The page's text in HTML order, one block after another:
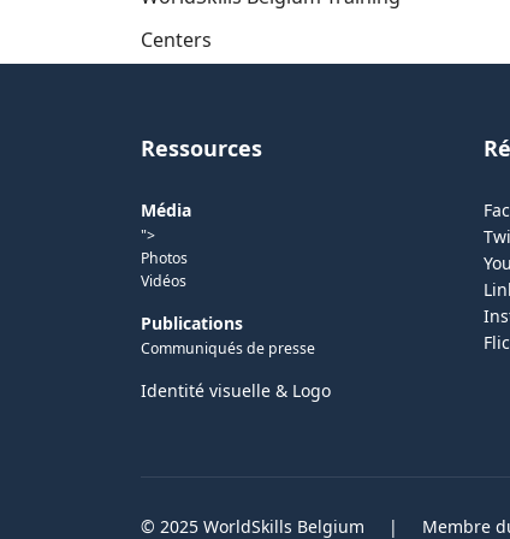
Centers
Ressources
Média
">
Photos
Vidéos
Publications
Communiqués de presse
Identité visuelle & Logo
© 2025 WorldSkills Belgium | Membre